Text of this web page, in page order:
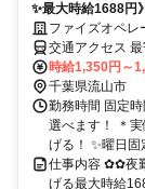
✨️最大時給1688円
う！ ●がっつり稼
ファイズオペレ
交通アクセス 最寄駅：江戸川台
戸川台駅」「運河駅
✅️流山市・柏市
立区・江戸川区
クセス便利！
時給1,350円～
千葉県流山市
勤務時間 固定
選べます！ ＊
げる！ ✨️曜日
仕事内容 ✿✿夜
げる最大時給